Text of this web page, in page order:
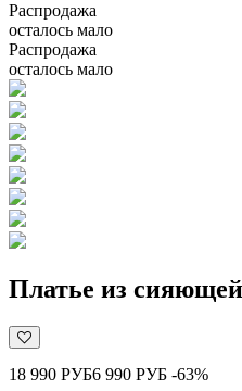
Распродажа
осталось мало
Распродажа
осталось мало
Платье из
18 990 РУБ6 990 РУБ -63%